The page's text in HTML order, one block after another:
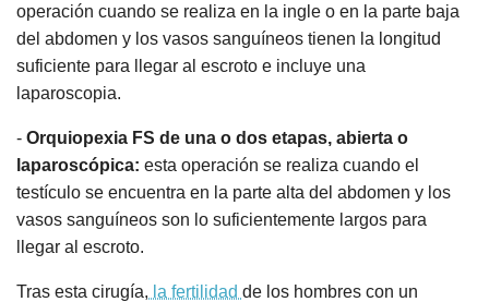
operación cuando se realiza en la ingle o en la parte baja
del abdomen y los vasos sanguíneos tienen la longitud
suficiente para llegar al escroto e incluye una
laparoscopia.
- Orquiopexia FS de una o dos etapas, abierta o
laparoscópica: esta operación se realiza cuando el
testículo se encuentra en la parte alta del abdomen y los
vasos sanguíneos son lo suficientemente largos para
llegar al escroto.
Tras esta cirugía, la fertilidad de los hombres con un